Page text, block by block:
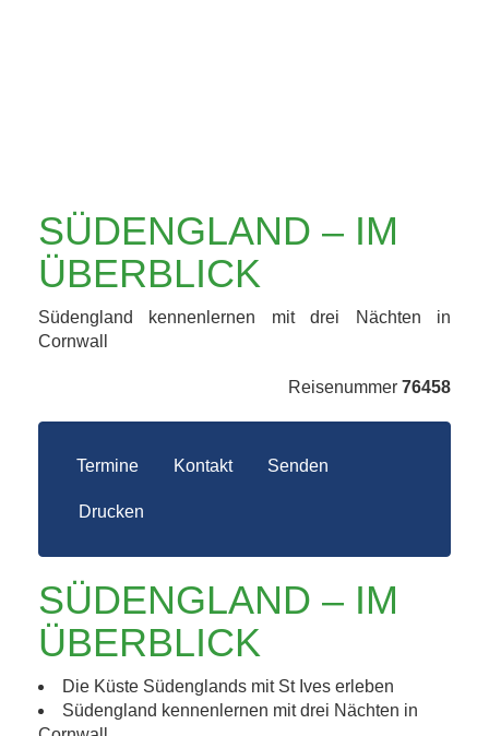
SÜDENGLAND – IM
ÜBERBLICK
Südengland kennenlernen mit drei Nächten in
Cornwall
Reisenummer 76458
Termine Kontakt Senden
Drucken
SÜDENGLAND – IM
ÜBERBLICK
Die Küste Südenglands mit St Ives erleben
Südengland kennenlernen mit drei Nächten in